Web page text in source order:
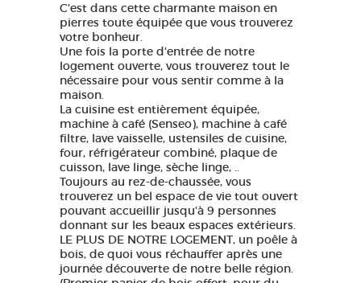
C'est dans cette charmante maison en
pierres toute équipée que vous trouverez
votre bonheur.
Une fois la porte d'entrée de notre
logement ouverte, vous trouverez tout le
nécessaire pour vous sentir comme à la
maison.
La cuisine est entièrement équipée,
machine à café (Senseo), machine à café
filtre, lave vaisselle, ustensiles de cuisine,
four, réfrigérateur combiné, plaque de
cuisson, lave linge, sèche linge, ..
Toujours au rez-de-chaussée, vous
trouverez un bel espace de vie tout ouvert
pouvant accueillir jusqu'à 9 personnes
donnant sur les beaux espaces extérieurs.
LE PLUS DE NOTRE LOGEMENT, un poêle à
bois, de quoi vous réchauffer après une
journée découverte de notre belle région.